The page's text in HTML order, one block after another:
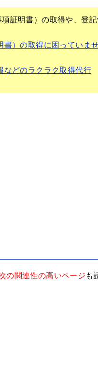
証明書）の取得や、登
）の取得に困っていま
などのラクラク取得代行
の関連性の高いページ も